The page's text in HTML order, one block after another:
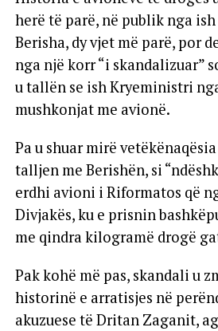
herë të parë, në publik nga
Berisha, dy vjet më parë, por
nga një korr “i skandalizuar”
u tallën se ish Kryeministri
mushkonjat me avionë.
Pa u shuar mirë
talljen me Berishën, si
erdhi avioni i Riformatos që
Divjakës, ku e prisnin
me qindra kilogramë drogë
Pak kohë më pas, skandali u
historinë e arratisjes në
akuzuese të Dritan Zaganit,